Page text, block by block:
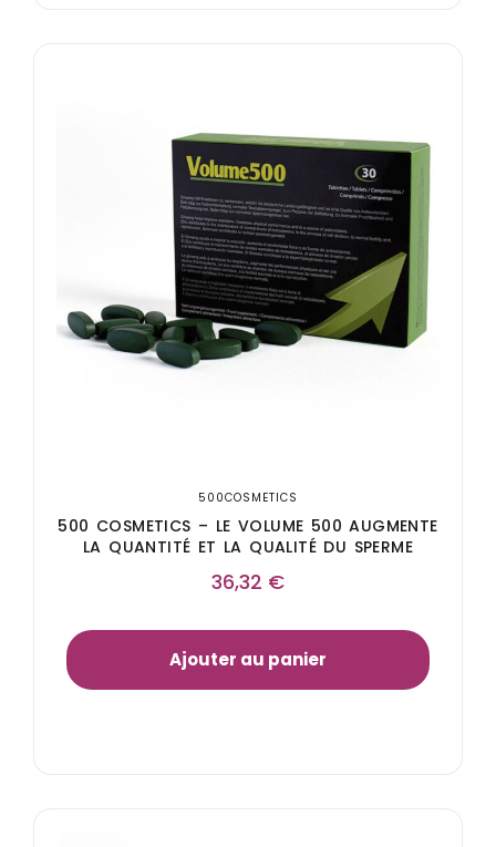
500COSMETICS
500 COSMETICS – LE VOLUME 500 AUGMENTE
LA QUANTITÉ ET LA QUALITÉ DU SPERME
36,32 €
Ajouter au panier